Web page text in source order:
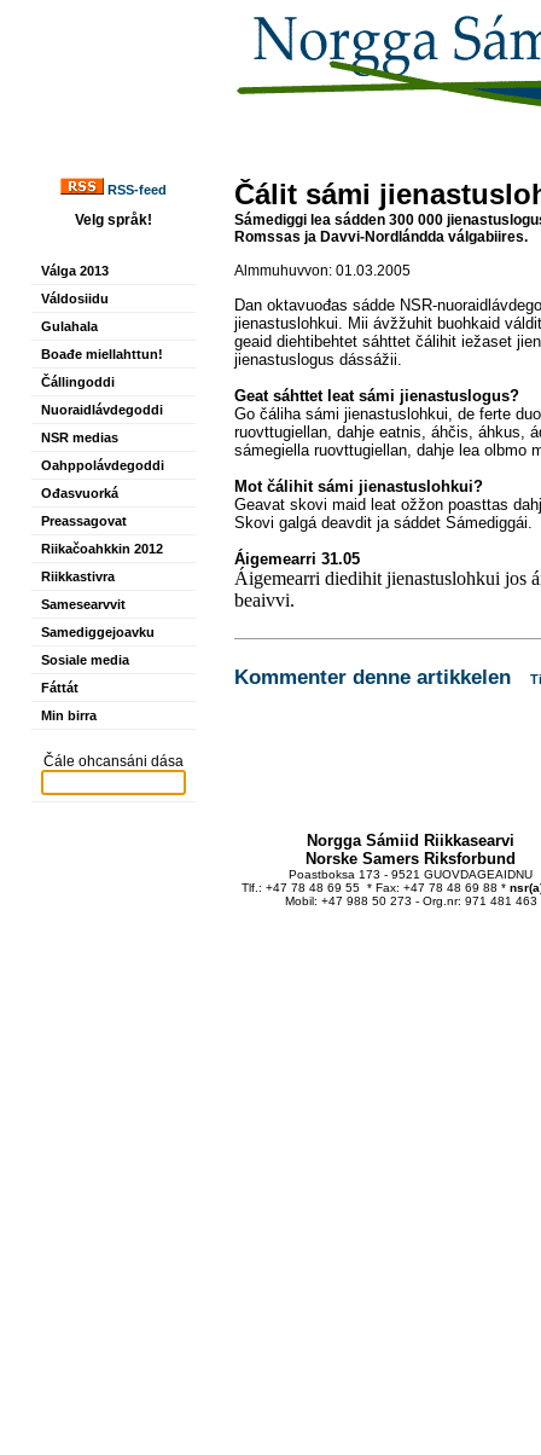
RSS-feed
Velg språk!
Válga 2013
Váldosiidu
Gulahala
Boađe miellahttun!
Čállingoddi
Nuoraidlávdegoddi
NSR medias
Oahppolávdegoddi
Ođasvuorká
Preassagovat
Riikačoahkkin 2012
Riikkastivra
Samesearvvit
Samediggejoavku
Sosiale media
Fáttát
Min birra
Čále ohcansáni dása
Čálit sámi
Sámediggi lea sádden 300 000
Romssas ja Davvi-Nordlándda válgabiires.
Almmuhuvvon: 01.03.2005
Dan oktavuođas sádde NSR-
jienastuslohkui. Mii ávžžuhit buohkaid
geaid diehtibehtet sáhttet čálihit iežaset
jienastuslogus dássážii.
Geat sáhttet leat sámi jienastuslogus?
Go čáliha sámi jienastuslohkui, de ferte
ruovttugiellan, dahje eatnis, áhčis, áhkus,
sámegiella ruovttugiellan, dahje lea olbmo
Mot čálihit sámi jienastuslohkui?
Geavat skovi maid leat ožžon poasttas
Skovi galgá deavdit ja sáddet Sámediggái.
Áigemearri 31.05
Áigemearri diedihit jienastuslohkui jos
beaivvi.
Kommenter denne artikkelen
Norgga Sámiid Riikkasearvi
Norske Samers Riksforbund
Poastboksa 173 - 9521 GUOVDAGEAIDNU
Tlf.: +47 78 48 69 55 * Fax: +47 78 48 69 88 *
Mobil: +47 988 50 273 - Org.nr: 971 481 463